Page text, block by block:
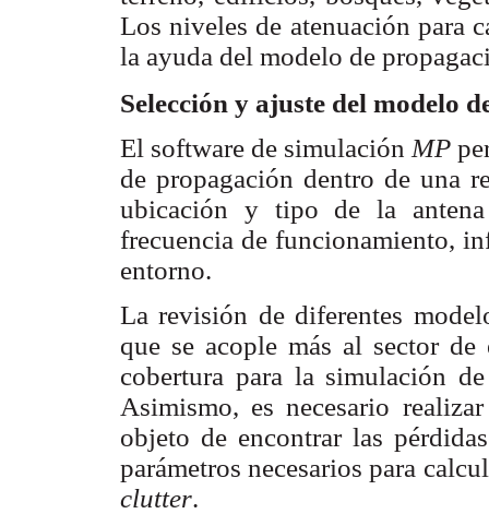
Los niveles de atenuación para
la ayuda del modelo de
Selección y ajuste del modelo
El software de simulación MP
de propagación dentro de una
ubicación y tipo de la antena
frecuencia de funcionamiento,
entorno.
La revisión de diferentes
que se acople más al sector
cobertura para la simulación
Asimismo, es necesario
objeto de encontrar las
parámetros necesarios para
clutter.